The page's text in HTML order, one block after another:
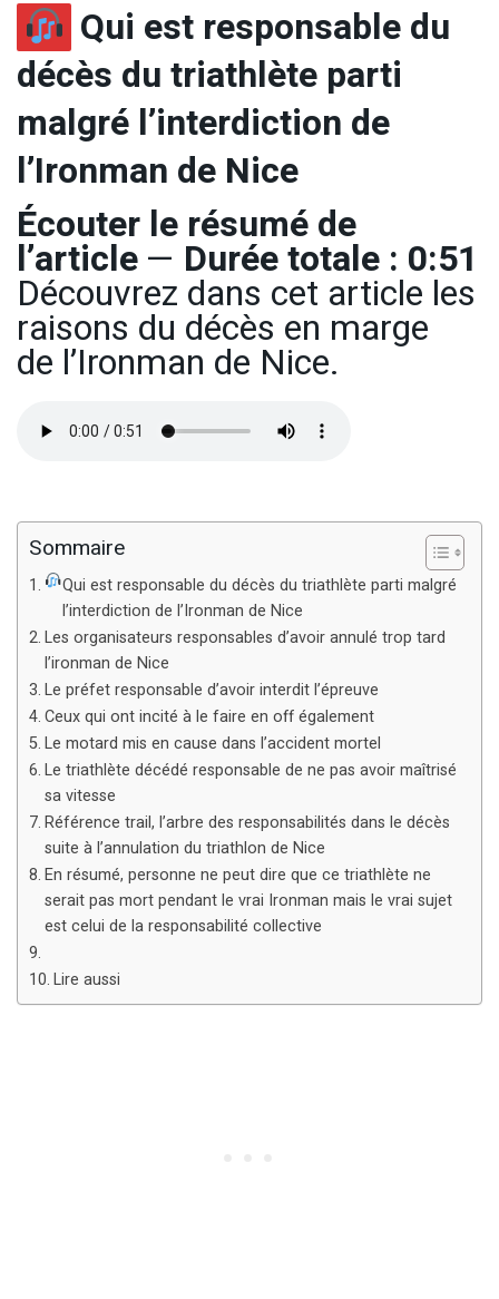
Qui est responsable du
décès du triathlète parti
malgré l’interdiction de
l’Ironman de Nice
Écouter le résumé de
l’article— Durée totale : 0:51
Découvrez dans cet article les
raisons du décès en marge
de l’Ironman de Nice.
Sommaire
Qui est responsable du décès du triathlète parti malgré
l’interdiction de l’Ironman de Nice
Les organisateurs responsables d’avoir annulé trop tard
l’ironman de Nice
Le préfet responsable d’avoir interdit l’épreuve
Ceux qui ont incité à le faire en off également
Le motard mis en cause dans l’accident mortel
Le triathlète décédé responsable de ne pas avoir maîtrisé
sa vitesse
Référence trail, l’arbre des responsabilités dans le décès
suite à l’annulation du triathlon de Nice
En résumé, personne ne peut dire que ce triathlète ne
serait pas mort pendant le vrai Ironman mais le vrai sujet
est celui de la responsabilité collective
Lire aussi